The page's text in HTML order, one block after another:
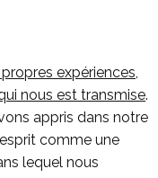
expériences,
nous est transmise.
appris dans notre
comme une
lequel nous